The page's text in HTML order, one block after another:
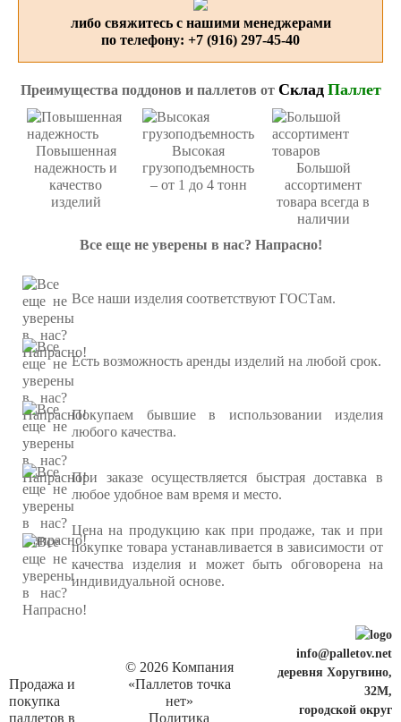
либо свяжитесь с нашими менеджерами
по телефону: +7 (916) 297-45-40
Преимущества поддонов и паллетов от Склад Паллет
Повышенная
надежность и
качество
изделий
Высокая
грузоподъемность
– от 1 до 4 тонн
Большой
ассортимент
товара всегда в
наличии
Все еще не уверены в нас? Напрасно!
Все наши изделия соответствуют ГОСТам.
Есть возможность аренды изделий на любой срок.
Покупаем бывшие в использовании изделия
любого качества.
При заказе осуществляется быстрая доставка в
любое удобное вам время и место.
Цена на продукцию как при продаже, так и при
покупке товара устанавливается в зависимости от
качества изделия и может быть обговорена на
индивидуальной основе.
Продажа и
покупка
паллетов в
© 2026 Компания
«Паллетов точка
нет»
Политика
info@palletov.net
деревня Хоругвино,
32М,
городской округ